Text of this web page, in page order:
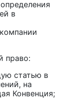
в
право:
статью в
на
Конвенция;